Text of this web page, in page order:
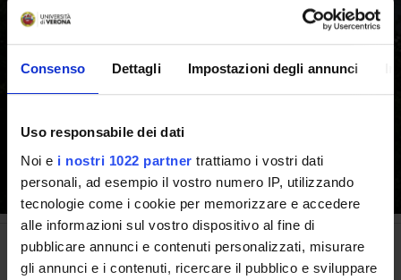
Consenso Dettagli Impostazioni degli annunci
Uso responsabile dei dati
Noi e i nostri 1022 partner trattiamo i vostri dati
personali, ad esempio il vostro numero IP, utilizzando
tecnologie come i cookie per memorizzare e accedere
alle informazioni sul vostro dispositivo al fine di
pubblicare annunci e contenuti personalizzati, misurare
gli annunci e i contenuti, ricercare il pubblico e sviluppare
Calendario didattico
Scopri il Corso Scopri come iscriverti